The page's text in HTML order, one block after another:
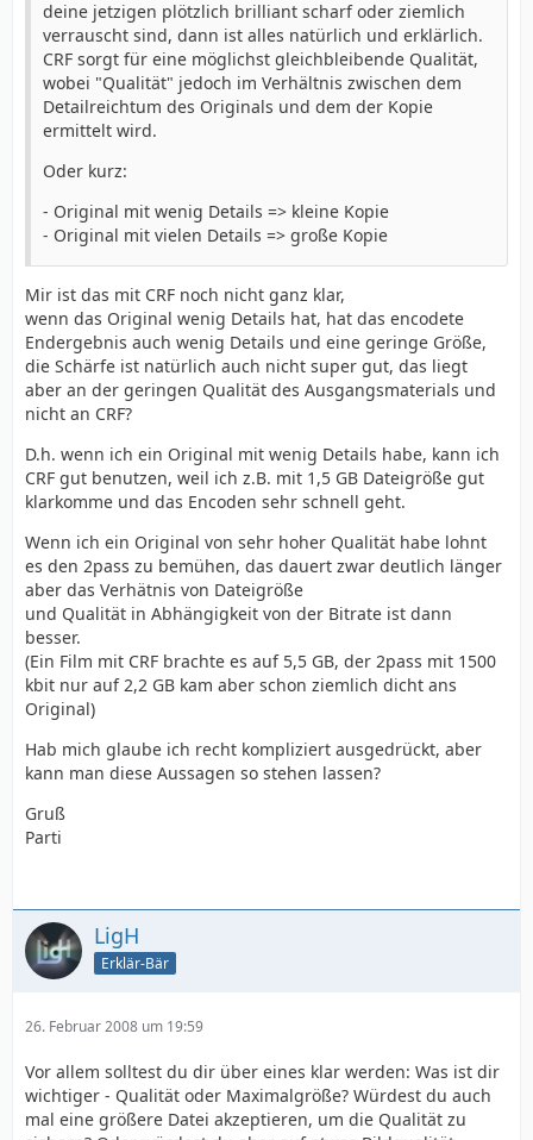
deine jetzigen plötzlich brilliant scharf oder ziemlich
verrauscht sind, dann ist alles natürlich und erklärlich.
CRF sorgt für eine möglichst gleichbleibende Qualität,
wobei "Qualität" jedoch im Verhältnis zwischen dem
Detailreichtum des Originals und dem der Kopie
ermittelt wird.
Oder kurz:
- Original mit wenig Details => kleine Kopie
- Original mit vielen Details => große Kopie
Mir ist das mit CRF noch nicht ganz klar,
wenn das Original wenig Details hat, hat das encodete
Endergebnis auch wenig Details und eine geringe Größe,
die Schärfe ist natürlich auch nicht super gut, das liegt
aber an der geringen Qualität des Ausgangsmaterials und
nicht an CRF?
D.h. wenn ich ein Original mit wenig Details habe, kann ich
CRF gut benutzen, weil ich z.B. mit 1,5 GB Dateigröße gut
klarkomme und das Encoden sehr schnell geht.
Wenn ich ein Original von sehr hoher Qualität habe lohnt
es den 2pass zu bemühen, das dauert zwar deutlich länger
aber das Verhätnis von Dateigröße
und Qualität in Abhängigkeit von der Bitrate ist dann
besser.
(Ein Film mit CRF brachte es auf 5,5 GB, der 2pass mit 1500
kbit nur auf 2,2 GB kam aber schon ziemlich dicht ans
Original)
Hab mich glaube ich recht kompliziert ausgedrückt, aber
kann man diese Aussagen so stehen lassen?
Gruß
Parti
LigH
Erklär-Bär
26. Februar 2008 um 19:59
Vor allem solltest du dir über eines klar werden: Was ist dir
wichtiger - Qualität oder Maximalgröße? Würdest du auch
mal eine größere Datei akzeptieren, um die Qualität zu